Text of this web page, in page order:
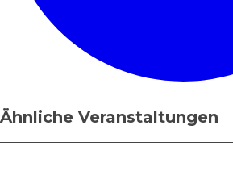
Ähnliche Veranstaltungen